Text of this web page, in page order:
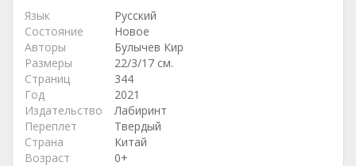
Язык
Русский
Состояние
Новое
Авторы
Булычев Кир
Размеры
22/3/17 см.
Страниц
344
Год
2021
Издательство
Лабиринт
Переплет
Твердый
Страна
Китай
Возраст
0+